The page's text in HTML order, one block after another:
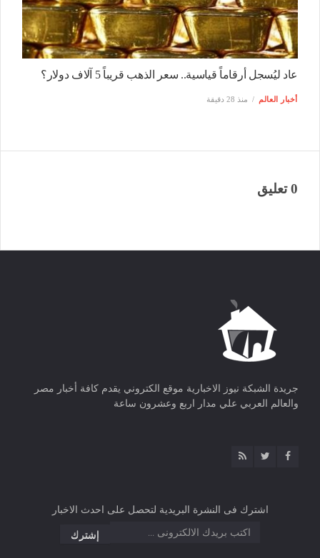
عاد ليُسجل أرقاماً قياسية.. سعر الذهب قريباً 5 آلاف دولار؟
أخبار العالم منذ 28 دقيقة
0 تعليق
جريدة الشبكة نيوز الاخبارية موقع الكتروني يقدم كافة أخبار مصر
والعالم العربي علي مدار اربع وعشرون ساعة
اشترك فى النشرة البريدية لتحصل على احدث الاخبار